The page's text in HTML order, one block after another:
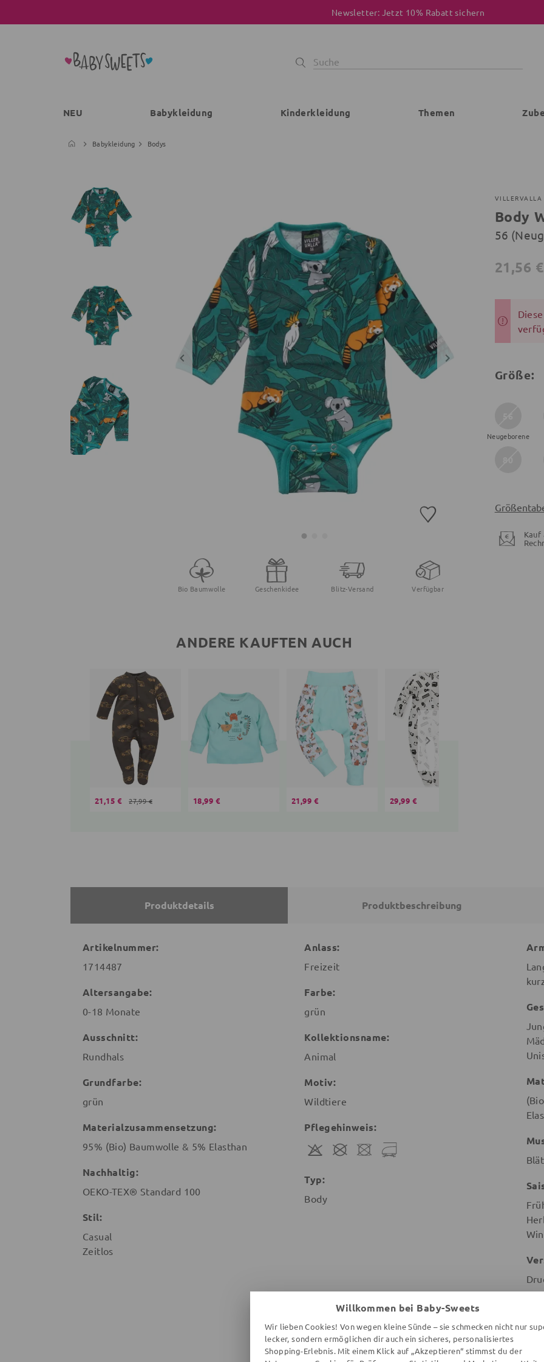
Newsletter: Jetzt 10% Rabatt sichern
NEU Babykleidung Kinderkleidung Themen
Babykleidung Bodys
Bio Baumwolle Geschenkidee Blitz-Versand Verfügbar
ANDERE KAUFTEN AUCH
21,15 € 27,99 € 18,99 € 21,99 € 29,99 €
VILLERVALLA
Body
56
21,56
Größe:
Neugeborene
Kauf
Produktdetails Produktbeschreibung
Artikelnummer:
1714487
Altersangabe:
0-18 Monate
Ausschnitt:
Rundhals
Grundfarbe:
grün
Materialzusammensetzung:
95% (Bio) Baumwolle & 5% Elasthan
Nachhaltig:
OEKO-TEX® Standard 100
Stil:
Casual
Zeitlos
Anlass:
Freizeit
Farbe:
grün
Kollektionsname:
Animal
Motiv:
Wildtiere
Pflegehinweis:
Typ:
Body
Willkommen bei Baby-Sweets
Wir lieben Cookies! Von wegen kleine Sünde – sie schmecken nicht nur
lecker, sondern ermöglichen dir auch ein sicheres, personalisiertes
Shopping-Erlebnis. Mit einem Klick auf „Akzeptieren“ stimmst du der